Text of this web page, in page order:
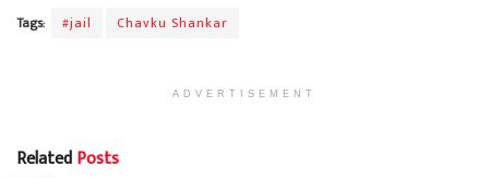
Tags: #jail Chavku Shankar
ADVERTISEMENT
RelatedPosts